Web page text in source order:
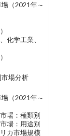
（2021年～
化学工業、
場分析
（2021年～
場：種類別
場：用途別
カ市場規模